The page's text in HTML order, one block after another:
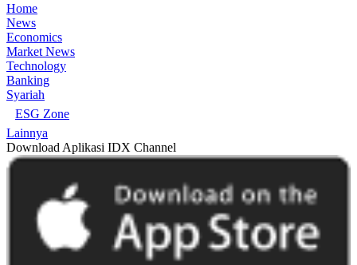
Home
News
Economics
Market News
Technology
Banking
Syariah
ESG Zone
Lainnya
Download Aplikasi IDX Channel